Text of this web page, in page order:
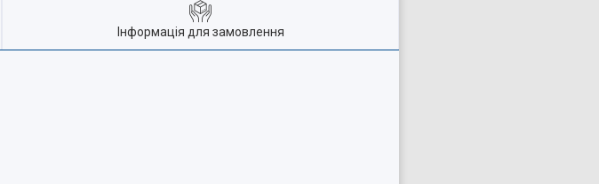
Інформація для замовлення